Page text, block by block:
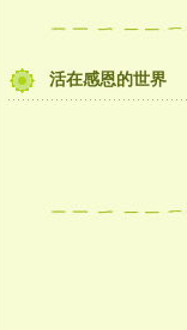
活在感恩的世界